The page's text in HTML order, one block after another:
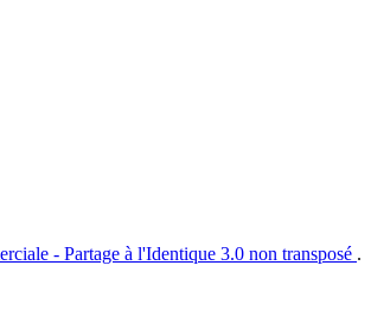
- Partage à l'Identique 3.0 non transposé .